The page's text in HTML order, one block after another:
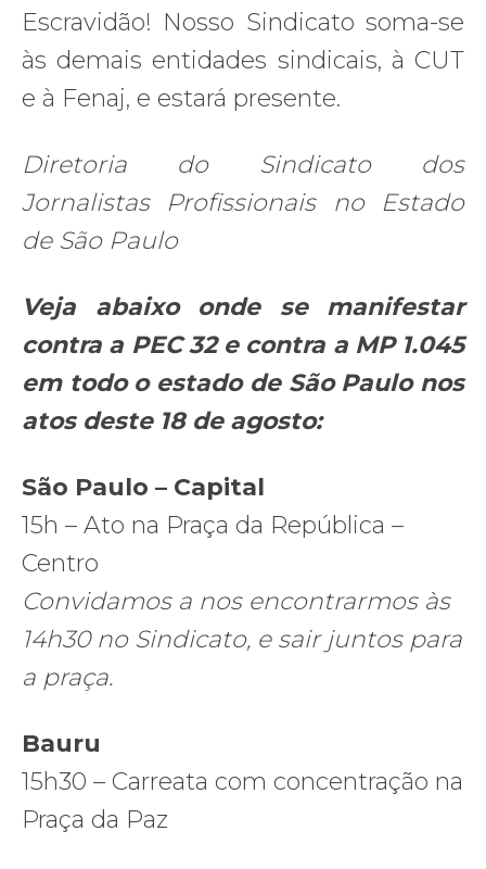
Escravidão! Nosso Sindicato soma-se
às demais entidades sindicais, à CUT
e à Fenaj, e estará presente.
Diretoria do Sindicato dos
Jornalistas Profissionais no Estado
de São Paulo
Veja abaixo onde se manifestar
contra a PEC 32 e contra a MP 1.045
em todo o estado de São Paulo nos
atos deste 18 de agosto:
São Paulo – Capital
15h – Ato na Praça da República –
Centro
Convidamos a nos encontrarmos às
14h30 no Sindicato, e sair juntos para
a praça.
Bauru
15h30 – Carreata com concentração na
Praça da Paz